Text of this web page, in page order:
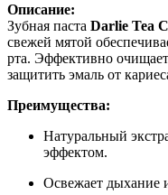
Описание:
Зубная паста Darlie Tea
свежей мятой
рта. Эффективно
защитить эмаль от
Преимущества:
Натуральный
эффектом.
Освежает дыхание